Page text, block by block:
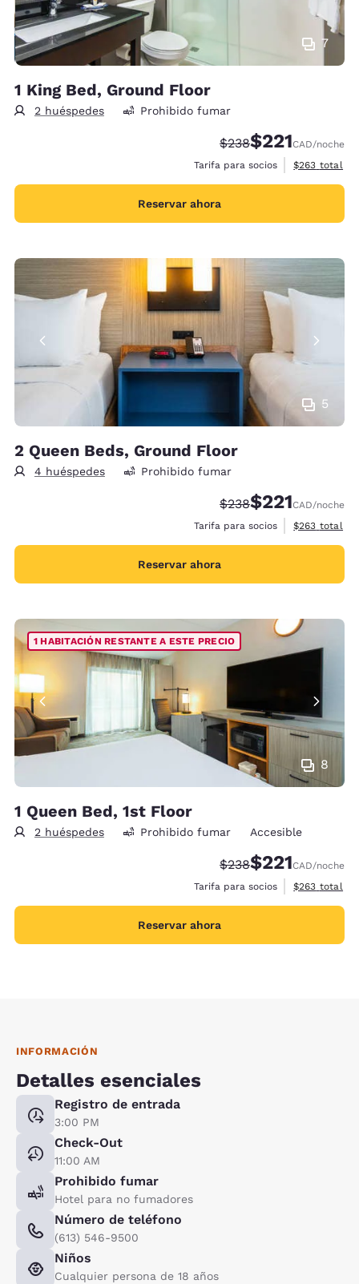
7
1 King Bed, Ground Floor
2 huéspedes Prohibido fumar
Precio tachado:
$238Precio con
$221CAD/noche
Tarifa para socios
Ver detalles
$263 total
Reservar ahora
5
2 Queen Beds, Ground Floor
4 huéspedes Prohibido fumar
Precio tachado:
$238Precio con
$221CAD/noche
Tarifa para socios
Ver detalles
$263 total
Reservar ahora
8
1 HABITACIÓN RESTANTE A ESTE PRECIO
1 Queen Bed, 1st Floor
2 huéspedes Prohibido fumar Accesible
Precio tachado:
$238Precio con
$221CAD/noche
Tarifa para socios
Ver detalles
$263 total
Reservar ahora
INFORMACIÓN
Detalles esenciales
Registro de entrada
3:00 PM
Check-Out
11:00 AM
Prohibido fumar
Hotel para no fumadores
Número de teléfono
(613) 546-9500
Niños
Cualquier persona de 18 años